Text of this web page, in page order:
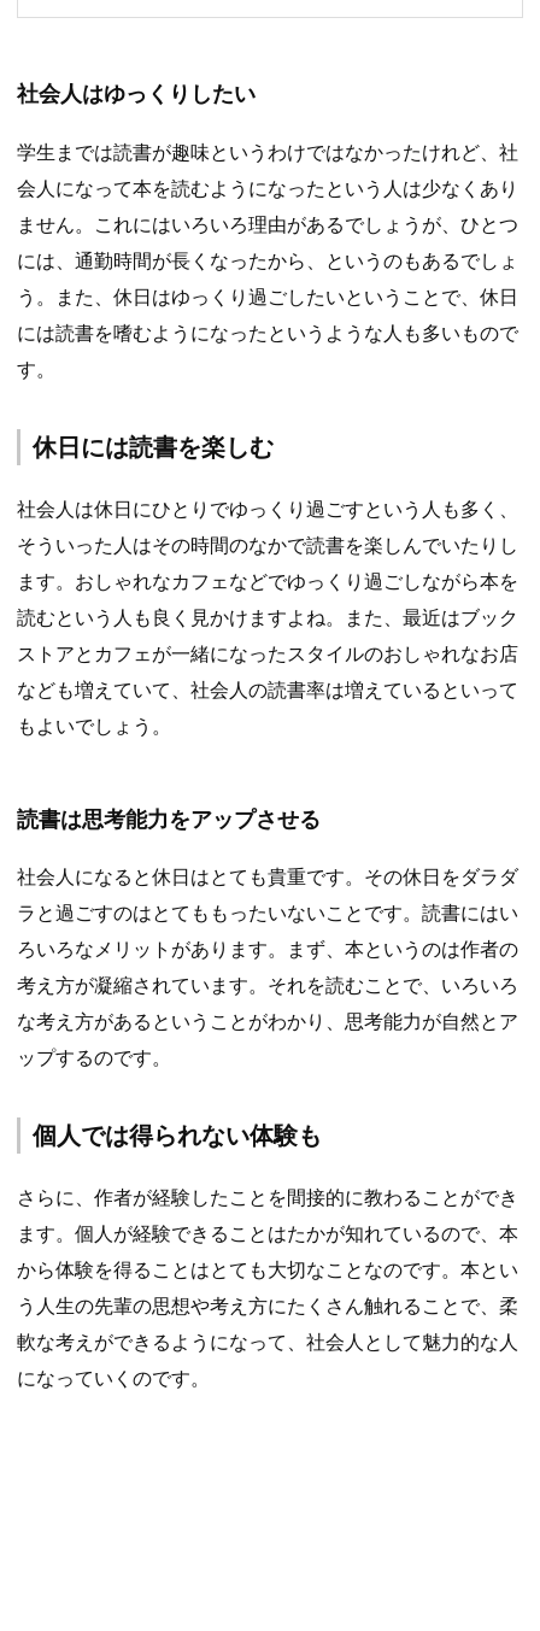
社会人はゆっくりしたい
学生までは読書が趣味というわけではなかったけれど、社
会人になって本を読むようになったという人は少なくあり
ません。これにはいろいろ理由があるでしょうが、ひとつ
には、通勤時間が長くなったから、というのもあるでしょ
う。また、休日はゆっくり過ごしたいということで、休日
には読書を嗜むようになったというような人も多いもので
す。
休日には読書を楽しむ
社会人は休日にひとりでゆっくり過ごすという人も多く、
そういった人はその時間のなかで読書を楽しんでいたりし
ます。おしゃれなカフェなどでゆっくり過ごしながら本を
読むという人も良く見かけますよね。また、最近はブック
ストアとカフェが一緒になったスタイルのおしゃれなお店
なども増えていて、社会人の読書率は増えているといって
もよいでしょう。
読書は思考能力をアップさせる
社会人になると休日はとても貴重です。その休日をダラダ
ラと過ごすのはとてももったいないことです。読書にはい
ろいろなメリットがあります。まず、本というのは作者の
考え方が凝縮されています。それを読むことで、いろいろ
な考え方があるということがわかり、思考能力が自然とア
ップするのです。
個人では得られない体験も
さらに、作者が経験したことを間接的に教わることができ
ます。個人が経験できることはたかが知れているので、本
から体験を得ることはとても大切なことなのです。本とい
う人生の先輩の思想や考え方にたくさん触れることで、柔
軟な考えができるようになって、社会人として魅力的な人
になっていくのです。